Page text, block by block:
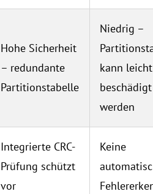
Hohe Sicherheit
– redundante
Partitionstabelle
Niedrig –
kann leicht
beschädigt
werden
Integrierte CRC-
Prüfung schützt
vor
Keine